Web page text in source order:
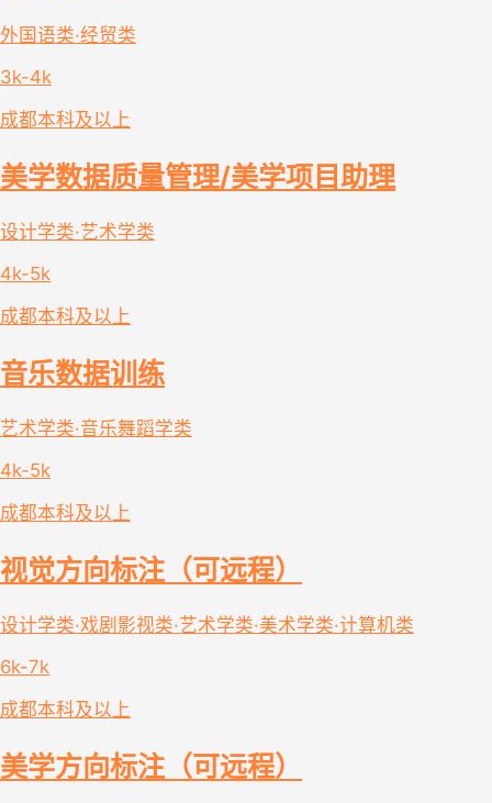
外国语类·经贸类
3k-4k
成都本科及以上
美学数据质量管理/美学项目助理
设计学类·艺术学类
4k-5k
成都本科及以上
音乐数据训练
艺术学类·音乐舞蹈学类
4k-5k
成都本科及以上
视觉方向标注（可远程）
设计学类·戏剧影视类·艺术学类·美术学类·计算机类
6k-7k
成都本科及以上
美学方向标注（可远程）